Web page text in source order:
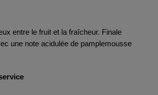
entre le fruit et la fraîcheur. Finale
une note acidulée de pamplemousse